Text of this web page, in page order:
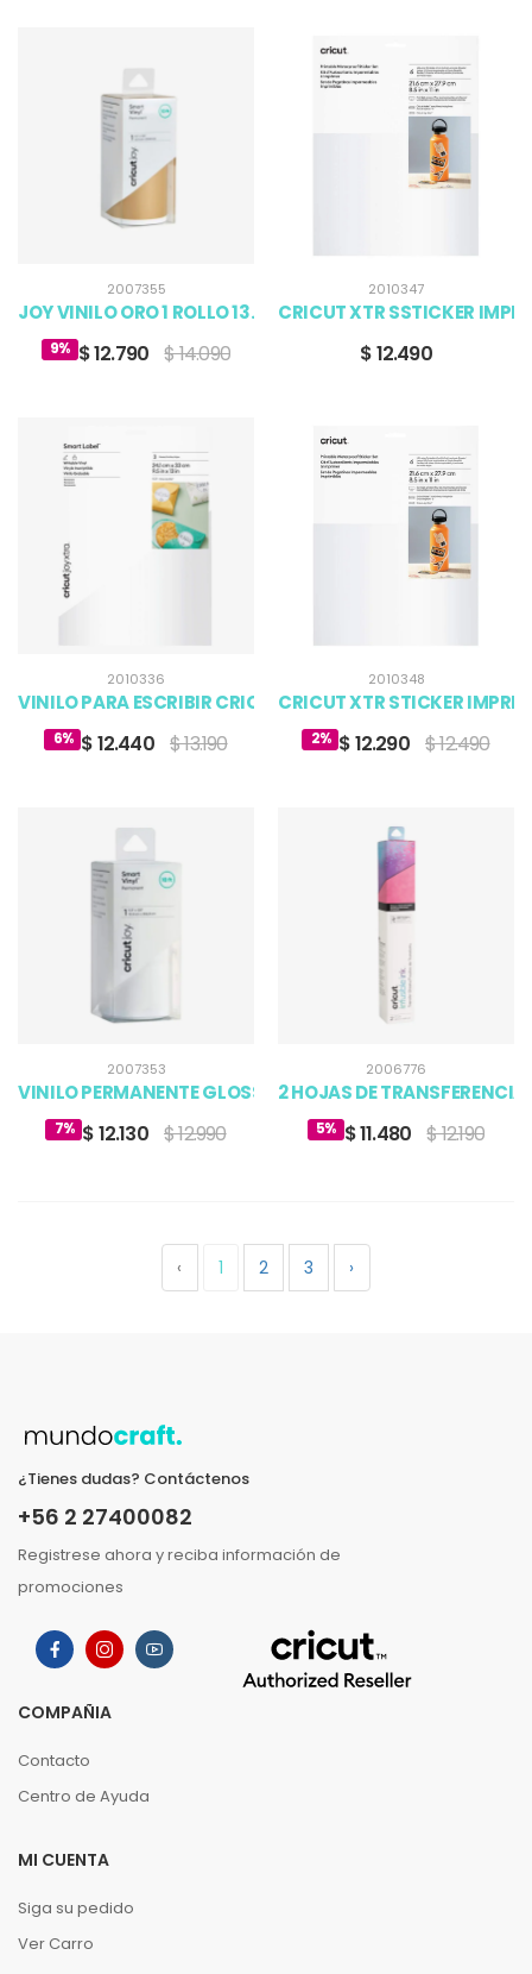
2007355
JOY VINILO ORO 1 ROLLO 13.9X304.8CM PERMANENTE
9% $ 12.790 $ 14.090
2010347
CRICUT XTR SSTICKER
$ 12.490
2010336
VINILO PARA ESCRIBIR CRICUT JOY XTRA SMART VINYL -
6% $ 12.440 $ 13.190
2010348
CRICUT XTR STICKER
2% $ 12.290 $ 12.490
2007353
VINILO PERMANENTE GLOSSY COLOR BLANCO
7% $ 12.130 $ 12.990
2006776
2 HOJAS DE
5% $ 11.480 $ 12.190
‹ 1 2 3 ›
¿Tienes dudas? Contáctenos
+56 2 27400082
Registrese ahora y reciba información de
promociones
COMPAÑIA
Contacto
Centro de Ayuda
MI CUENTA
Siga su pedido
Ver Carro